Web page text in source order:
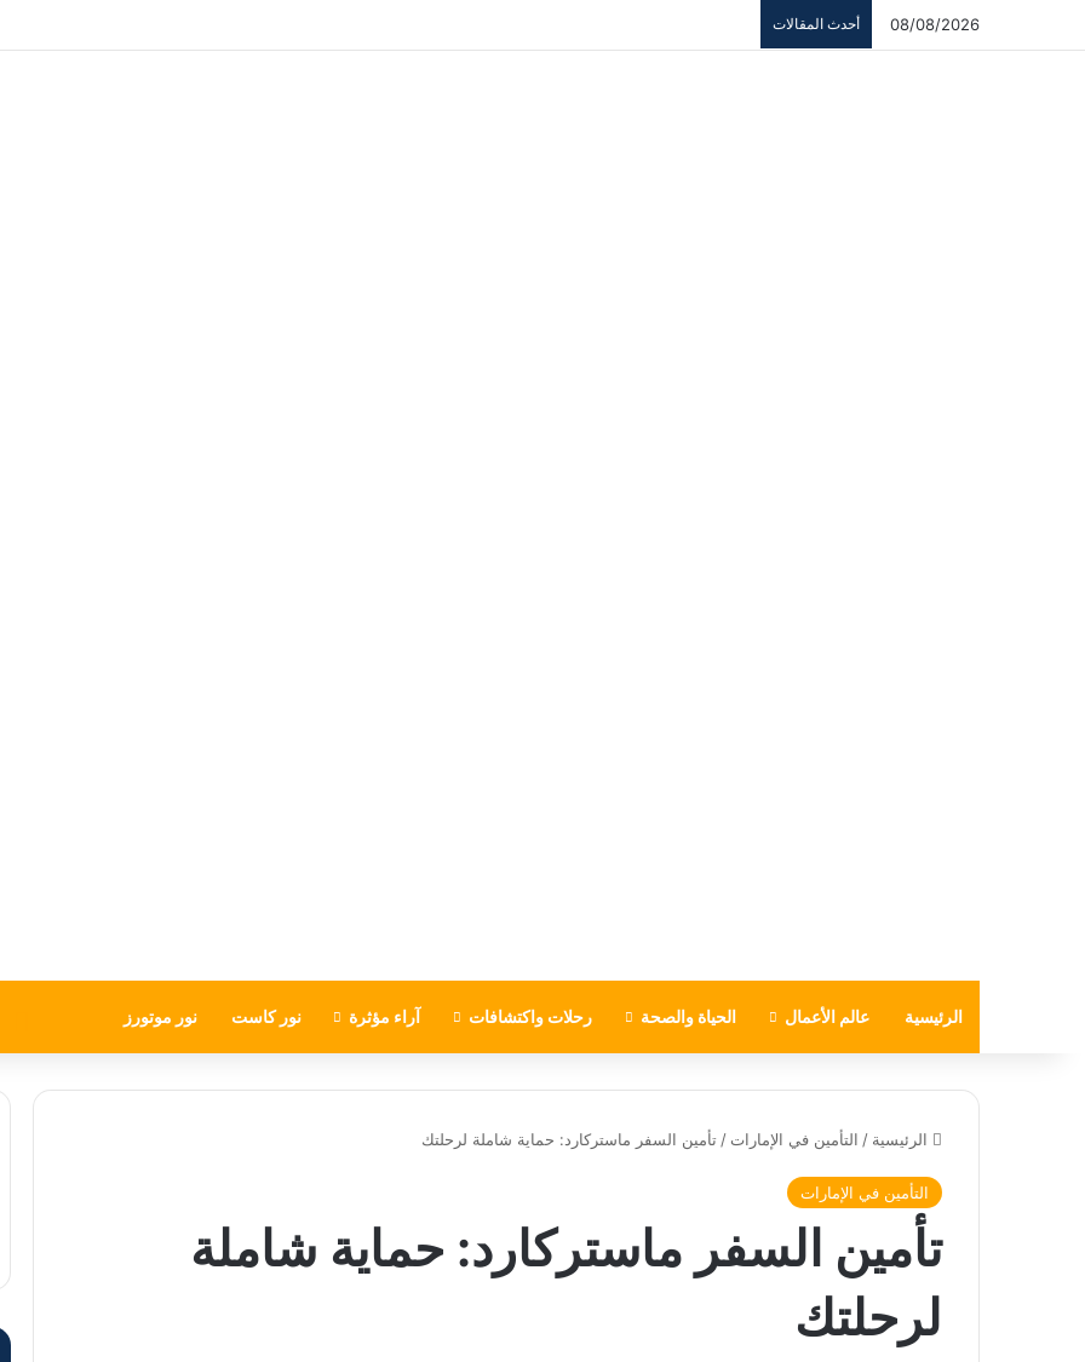
08/08/2026 أحدث المقالات
الرئيسية عالم الأعمال الحياة والصحة رحلات واكتشافات آراء مؤثرة نور كاست نور موتورز
الرئيسية / التأمين في الإمارات / تأمين السفر ماستركارد: حماية شاملة لرحلتك
التأمين في الإمارات
تأمين السفر ماستركارد: حماية شاملة
لرحلتك